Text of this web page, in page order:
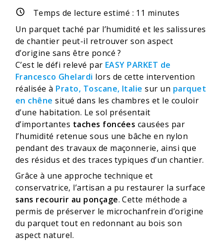
Temps de lecture estimé : 11 minutes
Un parquet taché par l’humidité et les salissures
de chantier peut-il retrouver son aspect
d’origine sans être poncé ?
C’est le défi relevé par EASY PARKET de
Francesco Ghelardi lors de cette intervention
réalisée à Prato, Toscane, Italie sur un parquet
en chêne situé dans les chambres et le couloir
d’une habitation. Le sol présentait
d’importantes taches foncées causées par
l’humidité retenue sous une bâche en nylon
pendant des travaux de maçonnerie, ainsi que
des résidus et des traces typiques d’un chantier.
Grâce à une approche technique et
conservatrice, l’artisan a pu restaurer la surface
sans recourir au ponçage. Cette méthode a
permis de préserver le microchanfrein d’origine
du parquet tout en redonnant au bois son
aspect naturel.